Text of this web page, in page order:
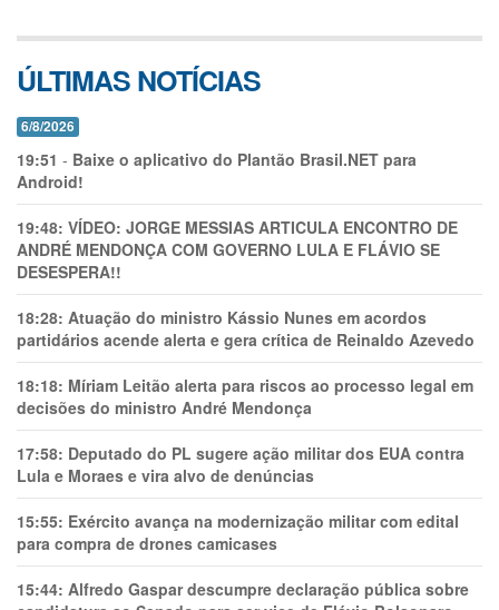
ÚLTIMAS NOTÍCIAS
6/8/2026
19:51 - Baixe o aplicativo do Plantão Brasil.NET para
Android!
19:48: VÍDEO: JORGE MESSIAS ARTICULA ENCONTRO DE
ANDRÉ MENDONÇA COM GOVERNO LULA E FLÁVIO SE
DESESPERA!!
18:28: Atuação do ministro Kássio Nunes em acordos
partidários acende alerta e gera crítica de Reinaldo Azevedo
18:18: Míriam Leitão alerta para riscos ao processo legal em
decisões do ministro André Mendonça
17:58: Deputado do PL sugere ação militar dos EUA contra
Lula e Moraes e vira alvo de denúncias
15:55: Exército avança na modernização militar com edital
para compra de drones camicases
15:44: Alfredo Gaspar descumpre declaração pública sobre